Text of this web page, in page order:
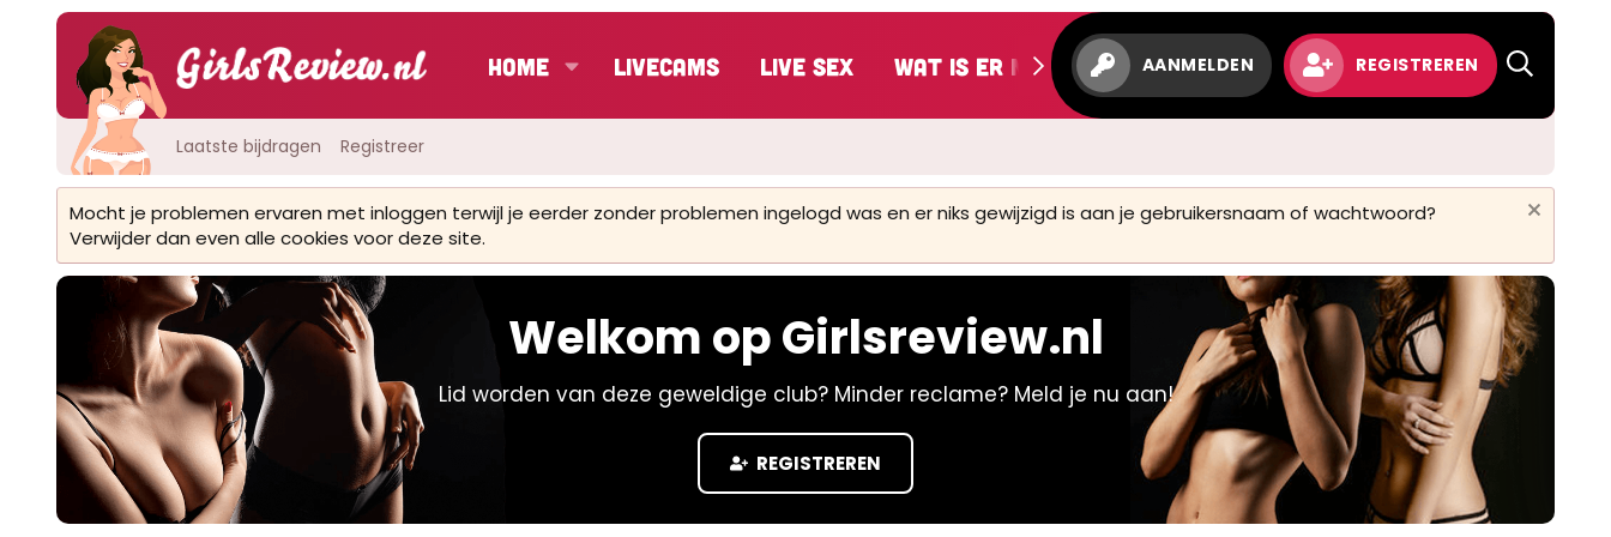
Home LiveCams Live Sex Wat is er nieuw AANMELDEN REGISTREREN
Laatste bijdragen Registreer
Mocht je problemen ervaren met inloggen terwijl je eerder zonder problemen ingelogd was en er niks gewijzigd is aan je gebruikersnaam of wachtwoord?
Verwijder dan even alle cookies voor deze site.
Welkom op Girlsreview.nl
Lid worden van deze geweldige club? Minder reclame? Meld je nu aan!
REGISTREREN